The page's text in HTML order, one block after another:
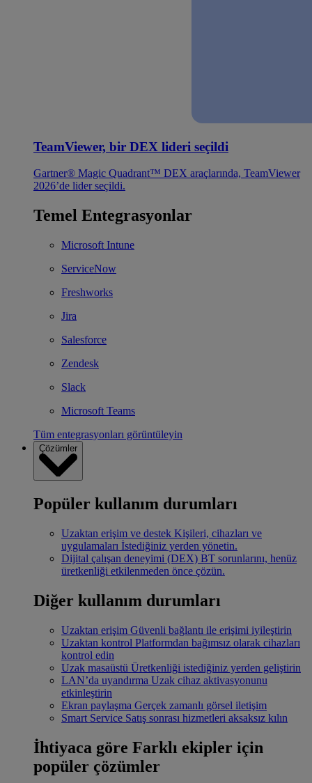
TeamViewer, bir DEX lideri seçildi
Gartner® Magic Quadrant™ DEX araçlarında, TeamViewer
2026’de lider seçildi.
Temel Entegrasyonlar
Microsoft Intune
ServiceNow
Freshworks
Jira
Salesforce
Zendesk
Slack
Microsoft Teams
Tüm entegrasyonları görüntüleyin
Çözümler
Popüler kullanım durumları
Uzaktan erişim ve destek Kişileri, cihazları ve
uygulamaları İstediğiniz yerden yönetin.
Dijital çalışan deneyimi (DEX) BT sorunlarını, henüz
üretkenliği etkilenmeden önce çözün.
Diğer kullanım durumları
Uzaktan erişim Güvenli bağlantı ile erişimi iyileştirin
Uzaktan kontrol Platformdan bağımsız olarak cihazları
kontrol edin
Uzak masaüstü Üretkenliği istediğiniz yerden geliştirin
LAN’da uyandırma Uzak cihaz aktivasyonunu
etkinleştirin
Ekran paylaşma Gerçek zamanlı görsel iletişim
Smart Service Satış sonrası hizmetleri aksaksız kılın
İhtiyaca göre Farklı ekipler için
popüler çözümler